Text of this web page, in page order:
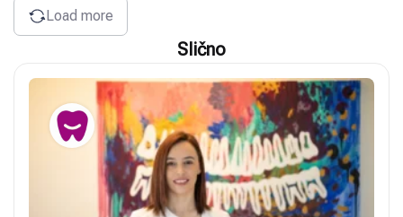
Load more
Slično